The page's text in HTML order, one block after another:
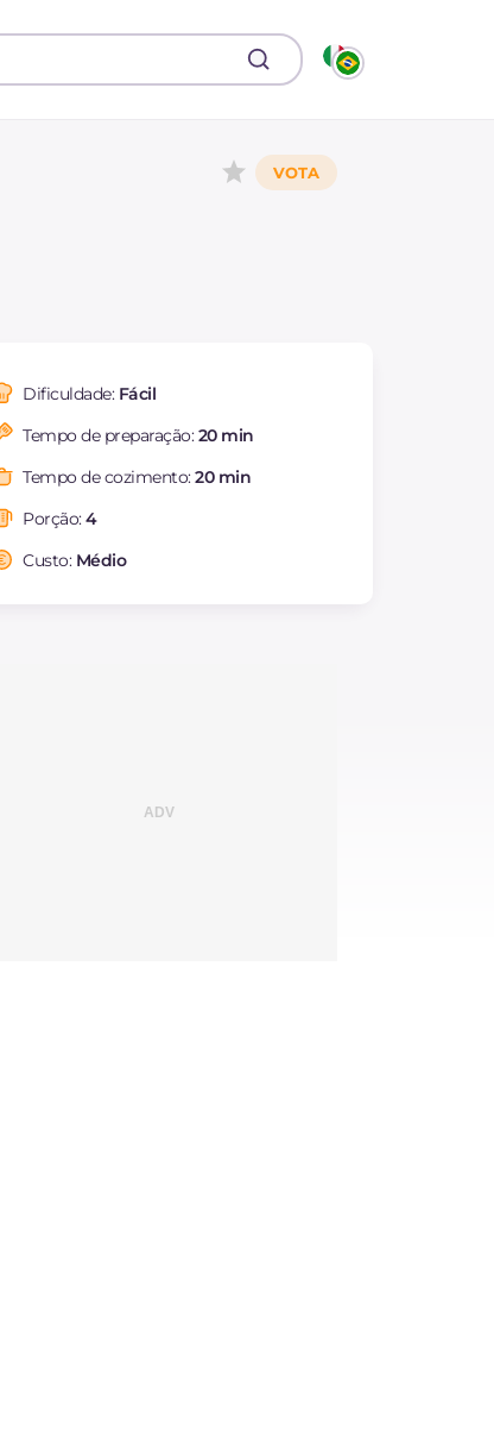
Dificuldade: Fácil
Tempo de preparação:20 min
Tempo de cozimento:20 min
Porção:4
Custo: Médio